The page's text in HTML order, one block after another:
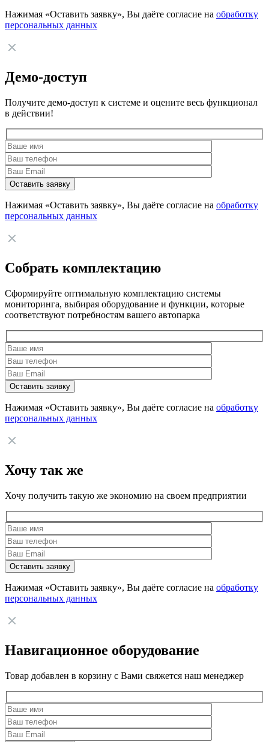
Нажимая «Оставить заявку», Вы даёте согласие на обработку
персональных данных
Демо-доступ
Получите демо-доступ к системе и оцените весь функционал
в действии!
Нажимая «Оставить заявку», Вы даёте согласие на обработку
персональных данных
Собрать комплектацию
Сформируйте оптимальную комплектацию системы
мониторинга, выбирая оборудование и функции, которые
соответствуют потребностям вашего автопарка
Нажимая «Оставить заявку», Вы даёте согласие на обработку
персональных данных
Хочу так же
Хочу получить такую же экономию на своем предприятии
Нажимая «Оставить заявку», Вы даёте согласие на обработку
персональных данных
Навигационное оборудование
Товар добавлен в корзину с Вами свяжется наш менеджер